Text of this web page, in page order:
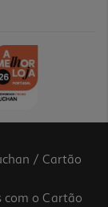
/ Cartão
com o Cartão